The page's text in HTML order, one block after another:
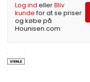
Log ind ellerBliv
kundefor at se priser
og købe på
Hounisen.com